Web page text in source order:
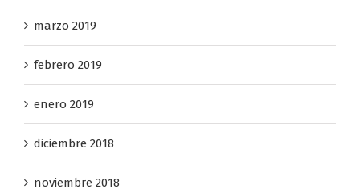
abril 2019
marzo 2019
febrero 2019
enero 2019
diciembre 2018